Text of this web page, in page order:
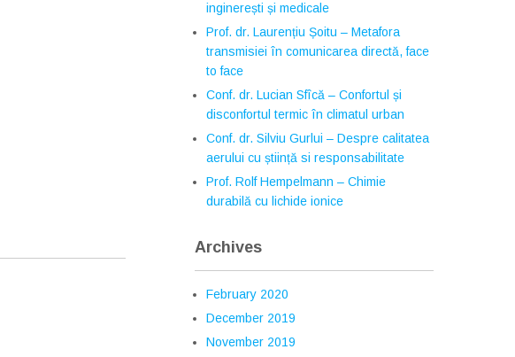
inginerești și medicale
Prof. dr. Laurențiu Șoitu – Metafora
transmisiei în comunicarea directă, face
to face
Conf. dr. Lucian Sfîcă – Confortul și
disconfortul termic în climatul urban
Conf. dr. Silviu Gurlui – Despre calitatea
aerului cu știință si responsabilitate
Prof. Rolf Hempelmann – Chimie
durabilă cu lichide ionice
Archives
February 2020
December 2019
November 2019